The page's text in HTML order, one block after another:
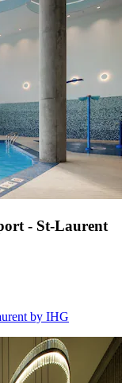
- St-Laurent
by IHG